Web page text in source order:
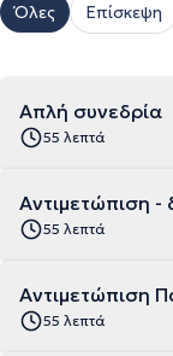
Όλες Επίσκεψη
Απλή συνεδρία
55 λεπτά
Αντιμετώπιση -
55 λεπτά
Αντιμετώπιση
55 λεπτά